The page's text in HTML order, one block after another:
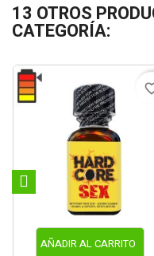
13 OTROS
CATEGORÍA:
AÑADIR AL CARRITO